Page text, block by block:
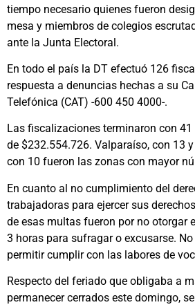
tiempo necesario quienes fueron
mesa y miembros de colegios
ante la Junta Electoral.
En todo el país la DT efectuó 126
respuesta a denuncias hechas a su
Telefónica (CAT) -600 450 4000-.
Las fiscalizaciones terminaron con
de $232.554.726. Valparaíso, con 13
con 10 fueron las zonas con mayor
En cuanto al no cumplimiento del
trabajadoras para ejercer sus
de esas multas fueron por no otorgar
3 horas para sufragar o excusarse.
permitir cumplir con las labores de
Respecto del feriado que obligaba a
permanecer cerrados este domingo,